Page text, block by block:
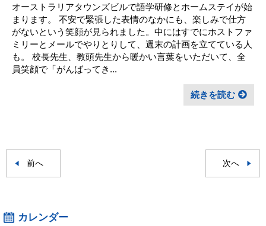
オーストラリアタウンズビルで語学研修とホームステイが始
まります。 不安で緊張した表情のなかにも、楽しみで仕方
がないという笑顔が見られました。中にはすでにホストファ
ミリーとメールでやりとりして、週末の計画を立てている人
も。 校長先生、教頭先生から暖かい言葉をいただいて、全
員笑顔で「がんばってき...
続きを読む
前へ 次へ
カレンダー